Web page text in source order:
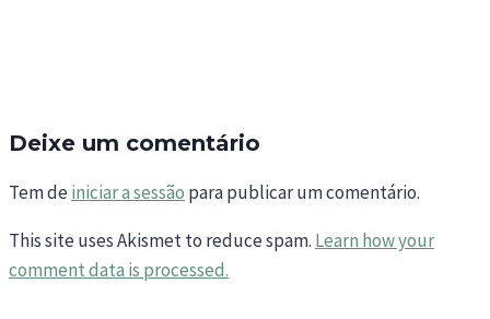
Deixe um comentário
Tem deiniciar a sessão para publicar um comentário.
This site uses Akismet to reduce spam. Learn how your
comment data is processed.